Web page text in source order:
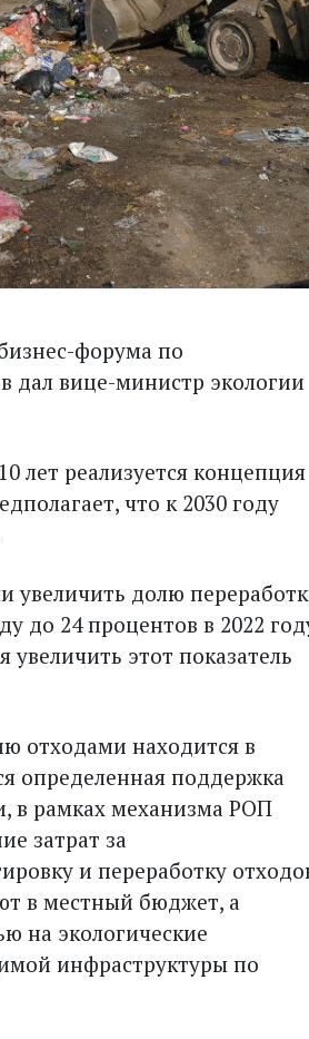
форума по
дал вице-министр экологии
лет реализуется концепция
что к 2030 году
увеличить долю
до 24 процентов в 2022
этот показатель
отходами находится в
определенная поддержка
в рамках механизма РОП
затрат за
и переработку
в местный бюджет, а
на экологические
инфраструктуры по